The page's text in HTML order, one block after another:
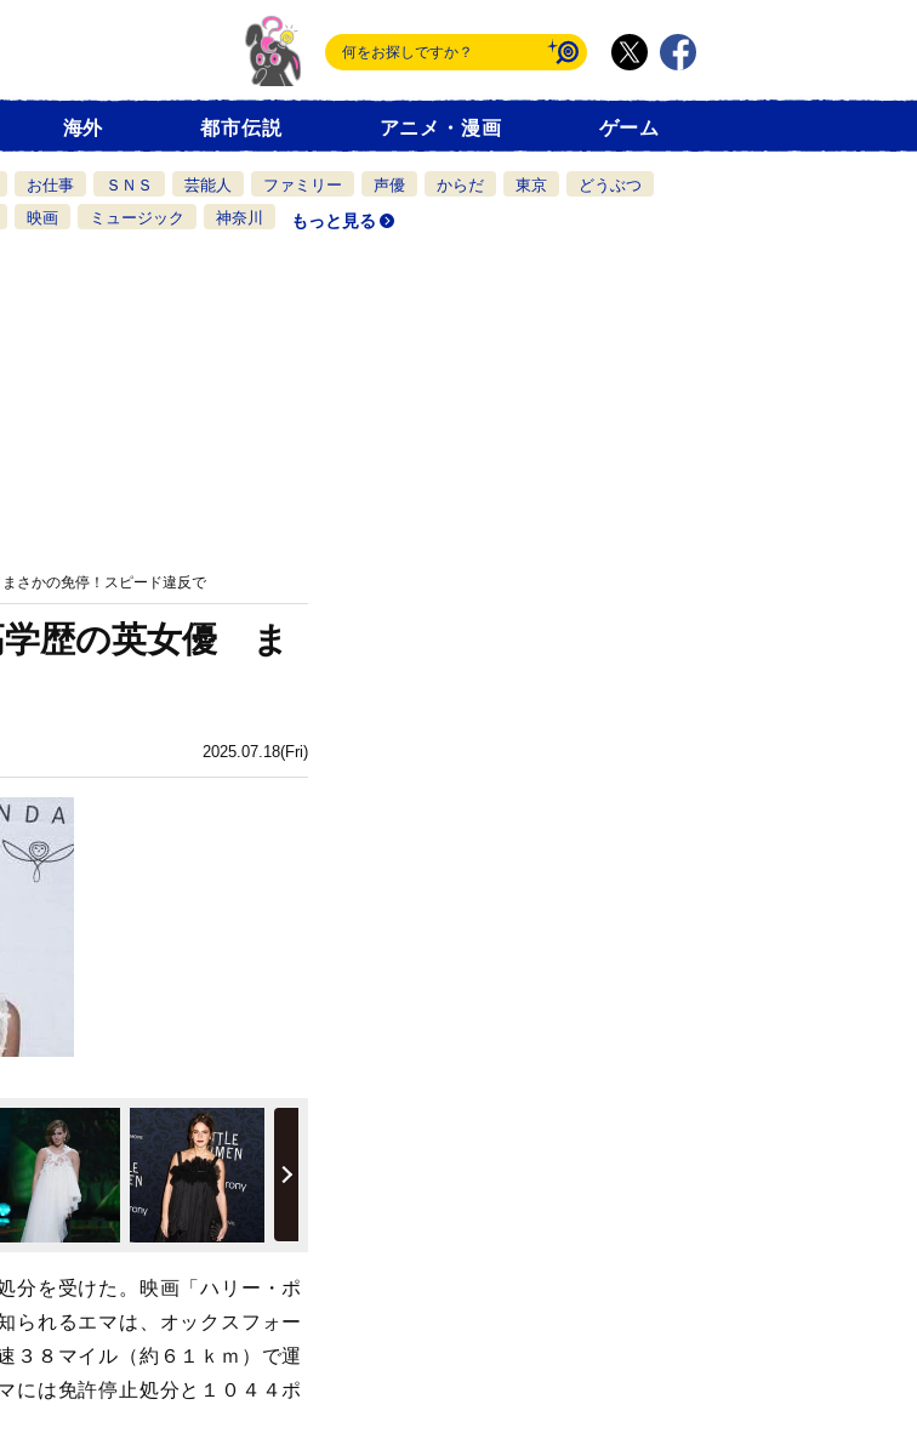
海外 都市伝説 アニメ・漫画 ゲーム
お仕事 ＳＮＳ 芸能人 ファミリー 声優 からだ 東京
どうぶつ
映画 ミュージック 神奈川 もっと見る
さかの免停！スピード違反で
2025.07.18(Fri)
学歴の英女優 ま
分を受けた。映画「ハリー・ポ
られるエマは、オックスフォー
３８マイル（約６１ｋｍ）で運
には免許停止処分と１０４４ポ